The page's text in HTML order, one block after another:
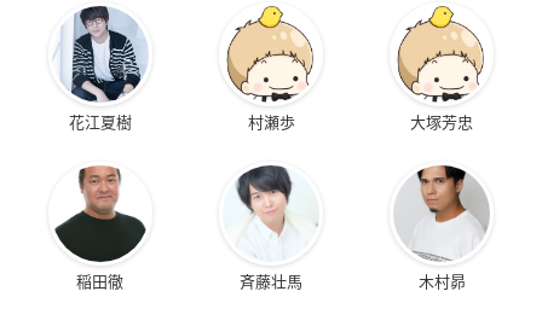
花江夏樹 村瀬歩 大塚芳忠
稲田徹 斉藤壮馬 木村昴